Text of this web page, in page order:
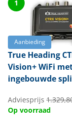
Aanbieding
True Heading
Vision+ WiFi
ingebouwde
Adviesprijs
Op voorraad